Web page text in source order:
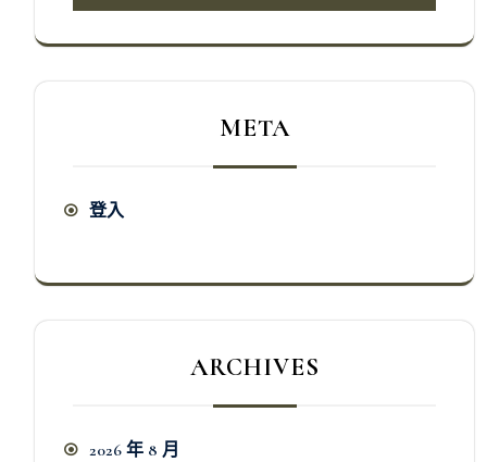
META
登入
ARCHIVES
2026 年 8 月